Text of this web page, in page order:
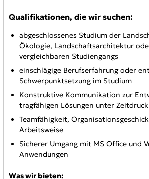
Qualifikationen, die wir suchen:
abgeschlossenes Studium der
Ökologie, Landschaftsarchitektur
vergleichbaren Studiengangs
einschlägige Berufserfahrung oder
Schwerpunktsetzung im Studium
Konstruktive Kommunikation zur
tragfähigen Lösungen unter Zeitdruck
Teamfähigkeit,
Arbeitsweise
Sicherer Umgang mit MS Office und
Anwendungen
Was wir bieten: